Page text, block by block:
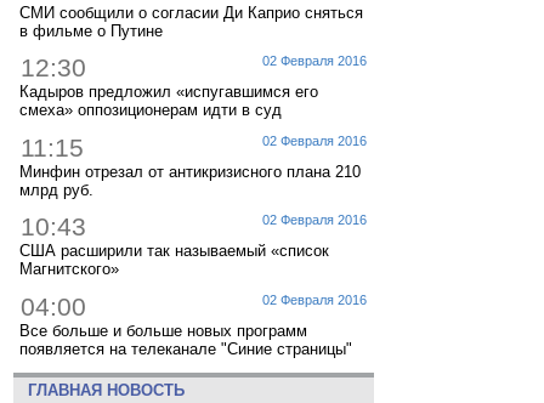
СМИ сообщили о согласии Ди Каприо сняться
в фильме о Путине
02 Февраля 2016
12:30
Кадыров предложил «испугавшимся его
смеха» оппозиционерам идти в суд
02 Февраля 2016
11:15
Минфин отрезал от антикризисного плана 210
млрд руб.
02 Февраля 2016
10:43
США расширили так называемый «список
Магнитского»
02 Февраля 2016
04:00
Все больше и больше новых программ
появляется на телеканале "Синие страницы"
ГЛАВНАЯ НОВОСТЬ